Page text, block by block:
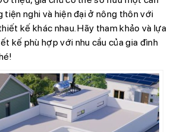
tiện nghi và hiện đại ở nông thôn với
kế khác nhau. Hãy tham khảo và lựa
kế phù hợp với nhu cầu của gia đình